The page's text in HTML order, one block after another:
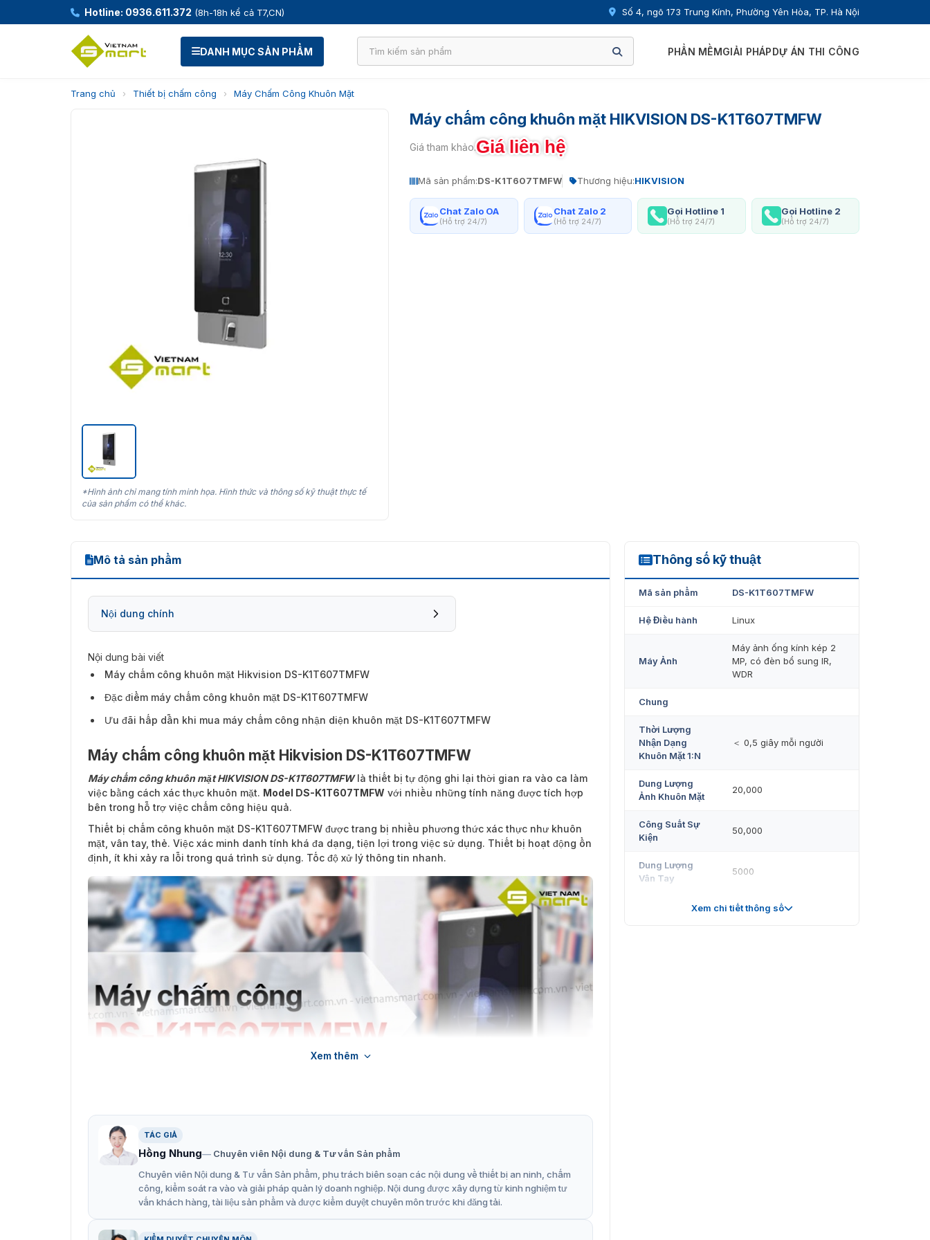
Hotline: 0936.611.372 (8h-18h kể cả T7,CN) Số 4, ngõ 173 Trung Kính, Phường Yên Hòa, TP. Hà Nội
DANH MỤC SẢN PHẨM PHẦN MỀMGIẢI PHÁPDỰ ÁN THI CÔNG
Trang chủ › Thiết bị chấm công › Máy Chấm Công Khuôn Mặt
*Hình ảnh chỉ mang tính minh họa. Hình thức và thông số kỹ thuật thực tế
của sản phẩm có thể khác.
Máy chấm công khuôn mặt HIKVISION DS-K1T607TMFW
Giá tham khảo:Giá liên hệ
Mã sản phẩm:DS-K1T607TMFW Thương hiệu:HIKVISION
Chat Zalo OA
(Hỗ trợ 24/7)
Chat Zalo 2
(Hỗ trợ 24/7)
Gọi Hotline 1
(Hỗ trợ 24/7)
Gọi Hotline 2
(Hỗ trợ 24/7)
Mô tả sản phẩm
Nội dung chính
Nội dung bài viết
Máy chấm công khuôn mặt Hikvision DS-K1T607TMFW
Đặc điểm máy chấm công khuôn mặt DS-K1T607TMFW
Ưu đãi hấp dẫn khi mua máy chấm công nhận diện khuôn mặt DS-K1T607TMFW
Máy chấm công khuôn mặt Hikvision DS-K1T607TMFW
Máy chấm công khuôn mặt HIKVISION DS-K1T607TMFW là thiết bị tự động ghi lại thời gian ra vào ca làm
việc bằng cách xác thực khuôn mặt. Model DS-K1T607TMFW với nhiều những tính năng được tích hợp
bên trong hỗ trợ việc chấm công hiệu quả.
Thiết bị chấm công khuôn mặt DS-K1T607TMFW được trang bị nhiều phương thức xác thực như khuôn
mặt, vân tay, thẻ. Việc xác minh danh tính khá đa dạng, tiện lợi trong việc sử dụng. Thiết bị hoạt động ổn
định, ít khi xảy ra lỗi trong quá trình sử dụng. Tốc độ xử lý thông tin nhanh.
Máy chấm công hỗ trợ điểm danh bằng nhận diện khuôn mặt DS-K1T607TMFW
Xem thêm
TÁC GIẢ
Hồng Nhung
Chuyên viên Nội dung & Tư vấn Sản phẩm
Chuyên viên Nội dung & Tư vấn Sản phẩm, phụ trách biên soạn các nội dung về thiết bị an ninh, chấm
công, kiểm soát ra vào và giải pháp quản lý doanh nghiệp. Nội dung được xây dựng từ kinh nghiệm tư
vấn khách hàng, tài liệu sản phẩm và được kiểm duyệt chuyên môn trước khi đăng tải.
Thông số kỹ thuật
DS-K1T607TMFW
Mã sản phẩm DS-K1T607TMFW
Hệ Điều hành Linux
Máy Ảnh
Máy ảnh ống kính kép 2
MP, có đèn bổ sung IR,
WDR
Chung
Thời Lượng
Nhận Dạng
Khuôn Mặt 1:N
＜ 0,5 giây mỗi người
Dung Lượng
Ảnh Khuôn Mặt
20,000
Công Suất Sự
Kiện
50,000
Dung Lượng
Vân Tay
5000
Dung Lượng
50,000
Xem chi tiết thông số